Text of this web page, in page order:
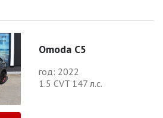
Omoda C5
год: 2022
1.5 CVT 147 л.с.